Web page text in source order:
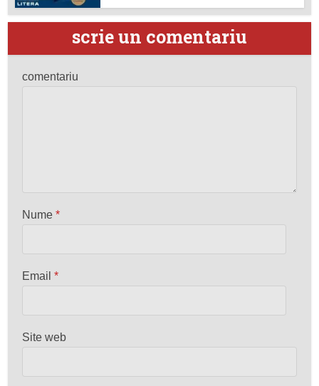
scrie un comentariu
comentariu
Nume*
Email*
Site web